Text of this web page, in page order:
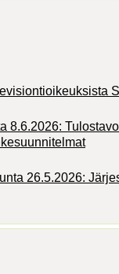
8.6.2026:
26.5.2026: